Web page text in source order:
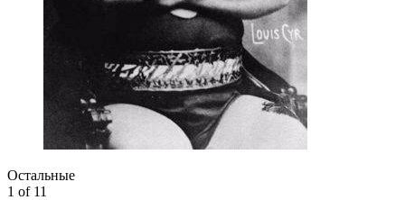
Остальные
1 of 11